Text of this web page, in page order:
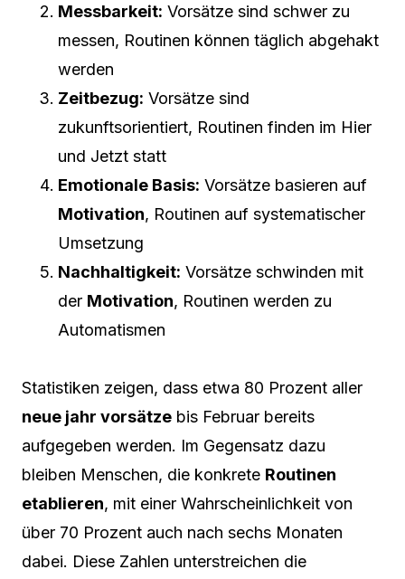
Messbarkeit: Vorsätze sind schwer zu
messen, Routinen können täglich abgehakt
werden
Zeitbezug: Vorsätze sind
zukunftsorientiert, Routinen finden im Hier
und Jetzt statt
Emotionale Basis: Vorsätze basieren auf
Motivation, Routinen auf systematischer
Umsetzung
Nachhaltigkeit: Vorsätze schwinden mit
der Motivation, Routinen werden zu
Automatismen
Statistiken zeigen, dass etwa 80 Prozent aller
neue jahr vorsätze bis Februar bereits
aufgegeben werden. Im Gegensatz dazu
bleiben Menschen, die konkrete Routinen
etablieren, mit einer Wahrscheinlichkeit von
über 70 Prozent auch nach sechs Monaten
dabei. Diese Zahlen unterstreichen die